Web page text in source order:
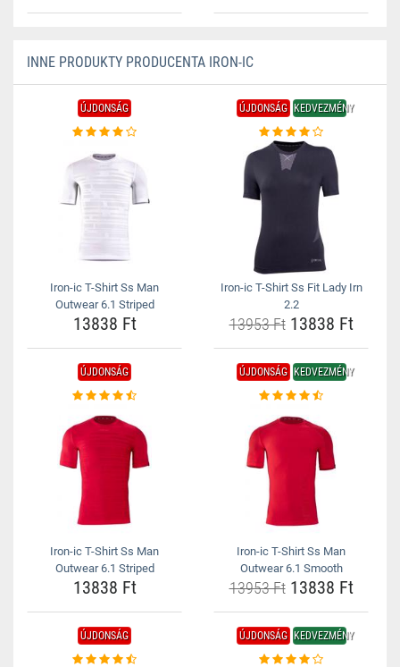
INNE PRODUKTY PRODUCENTA IRON-IC
ÚJDONSÁG
Iron-ic T-Shirt Ss Man
Outwear 6.1 Striped
13838 Ft
ÚJDONSÁG KEDVEZMÉNY
Iron-ic T-Shirt Ss Fit Lady Irn
2.2
13953 Ft13838 Ft
ÚJDONSÁG
Iron-ic T-Shirt Ss Man
Outwear 6.1 Striped
13838 Ft
ÚJDONSÁG KEDVEZMÉNY
Iron-ic T-Shirt Ss Man
Outwear 6.1 Smooth
13953 Ft13838 Ft
ÚJDONSÁG ÚJDONSÁG KEDVEZMÉNY